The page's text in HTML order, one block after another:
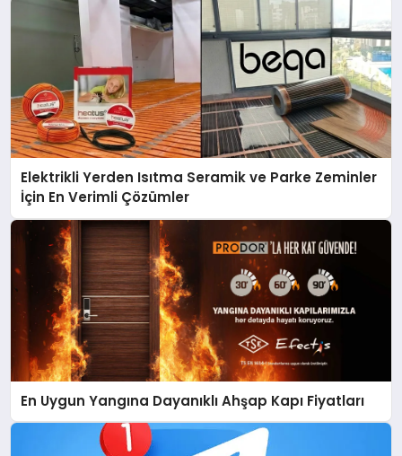
Elektrikli Yerden Isıtma Seramik ve Parke Zeminler
İçin En Verimli Çözümler
En Uygun Yangına Dayanıklı Ahşap Kapı Fiyatları